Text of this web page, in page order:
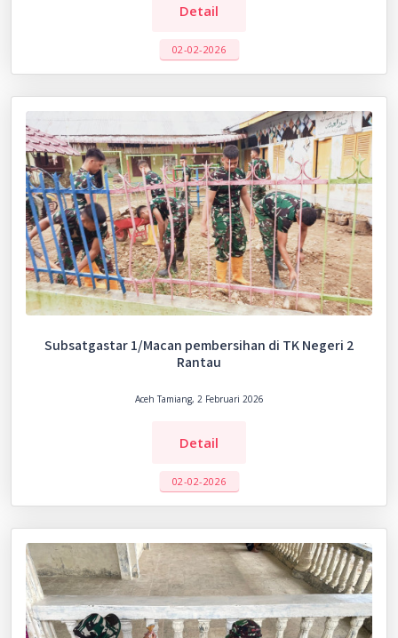
Detail
02-02-2026
Subsatgastar 1/Macan pembersihan di TK Negeri 2
Rantau
Aceh Tamiang, 2 Februari 2026
Detail
02-02-2026